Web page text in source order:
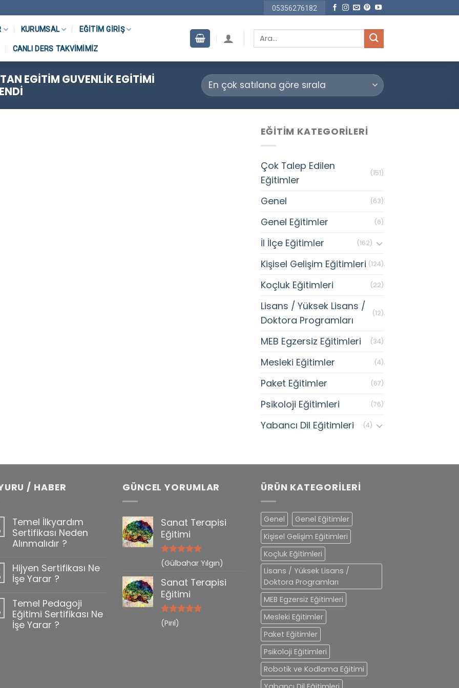
05356276182
KURUMSAL EĞITIM GIRIŞ
CANLI DERS TAKVIMIMIZ
Ara:
EGITIM GUVENLIK EGITIMI
EĞITIM KATEGORILERI
Çok Talep Edilen
Eğitimler
(151)
Genel (63)
Genel Eğitimler (6)
İl İlçe Eğitimler (162)
Kişisel Gelişim Eğitimleri (124)
Koçluk Eğitimleri (22)
Lisans / Yüksek Lisans /
Doktora Programları
(12)
MEB Egzersiz Eğitimleri (34)
Mesleki Eğitimler (4)
Paket Eğitimler (67)
Psikoloji Eğitimleri (76)
Yabancı Dil Eğitimleri (4)
/ HABER
Temel İlkyardım
Sertifikası Neden
Alınmalıdır ?
Hijyen Sertifikası Ne
İşe Yarar ?
Temel Pedagoji
Eğitimi Sertifikası Ne
İşe Yarar ?
GÜNCEL YORUMLAR
Sanat Terapisi
Eğitimi
5 üzerinden
5
(Gülbahar Yılgın)
Sanat Terapisi
Eğitimi
5 üzerinden
5
oy aldı
(Pırıl)
ÜRÜN KATEGORILERI
Genel
Genel Eğitimler
Kişisel Gelişim Eğitimleri
Koçluk Eğitimleri
Lisans / Yüksek Lisans /
Doktora Programları
MEB Egzersiz Eğitimleri
Mesleki Eğitimler
Paket Eğitimler
Psikoloji Eğitimleri
Robotik ve Kodlama Eğitimi